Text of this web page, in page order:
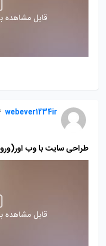
قابل مشاهده
webever1234ir
4
طراحی سایت با وب
قابل مشاهده